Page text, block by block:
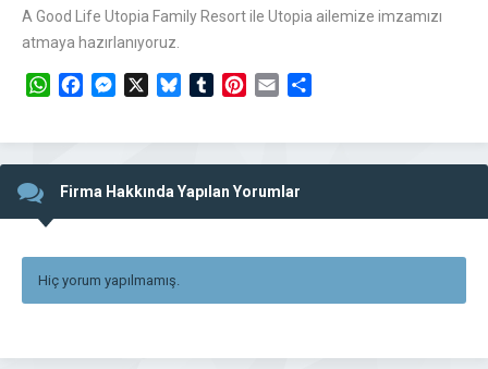
A Good Life Utopia Family Resort ile Utopia ailemize imzamızı
atmaya hazırlanıyoruz.
WhatsAppFacebookMessengerBlueskyTumblrPinterest
Email
Firma Hakkında Yapılan Yorumlar
Hiç yorum yapılmamış.